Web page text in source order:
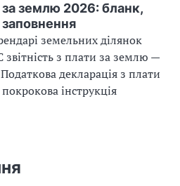
за землю 2026: бланк,
земельних ділянок
з плати за землю —
декларація з плати
інструкція